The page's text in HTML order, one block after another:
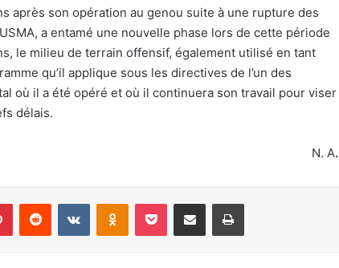
après son opération au genou suite à une rupture des
a entamé une nouvelle phase lors de cette période
le milieu de terrain offensif, également utilisé en tant
qu’il applique sous les directives de l’un des
où il a été opéré et où il continuera son travail pour viser
délais.
N. A.
PinterestReddit VKontakteOdnoklassniki
Pocket Partager par email Imprimer